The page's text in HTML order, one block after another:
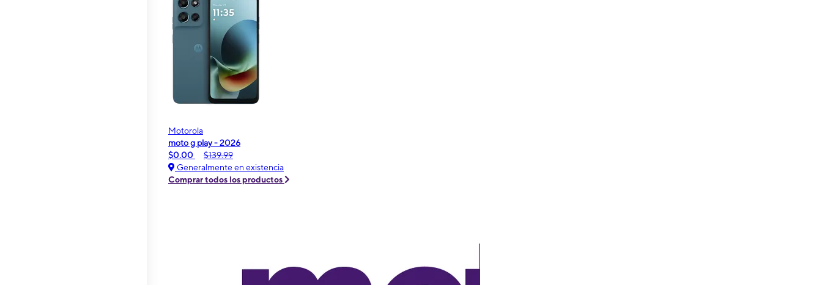
Motorola
moto g play - 2026
$0.00
$139.99
Generalmente en existencia
Comprar todos los productos